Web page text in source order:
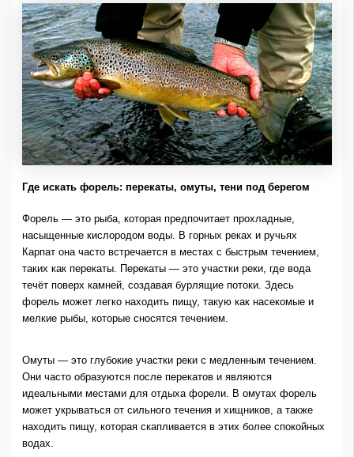
Где искать форель: перекаты, омуты, тени под берегом
Форель — это рыба, которая предпочитает прохладные,
насыщенные кислородом воды. В горных реках и ручьях
Карпат она часто встречается в местах с быстрым течением,
таких как перекаты. Перекаты — это участки реки, где вода
течёт поверх камней, создавая бурлящие потоки. Здесь
форель может легко находить пищу, такую как насекомые и
мелкие рыбы, которые сносятся течением.
Омуты — это глубокие участки реки с медленным течением.
Они часто образуются после перекатов и являются
идеальными местами для отдыха форели. В омутах форель
может укрываться от сильного течения и хищников, а также
находить пищу, которая скапливается в этих более спокойных
водах.